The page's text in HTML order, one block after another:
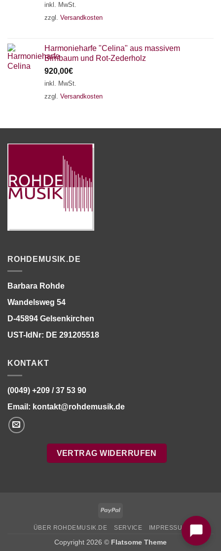
inkl. MwSt.
zzgl. Versandkosten
Harmonieharfe "Celina" aus massivem
Birnbaum und Rot-Zederholz
920,00€
inkl. MwSt.
zzgl. Versandkosten
ROHDEMUSIK.DE
Barbara Rohde
Wandelsweg 54
D-45894 Gelsenkirchen
UST-IdNr: DE 291205518
KONTAKT
(0049) +209 / 37 53 90
Email: kontakt@rohdemusik.de
VERTRAG WIDERRUFEN
PayPal
ÜBER ROHDEMUSIK.DE SERVICE IMPRESSUM
Copyright 2026 © Flatsome Theme